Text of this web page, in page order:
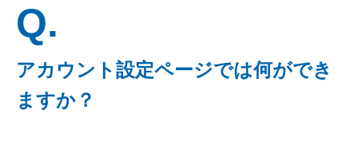
Q.
アカウント設定ページでは何ができ
ますか？